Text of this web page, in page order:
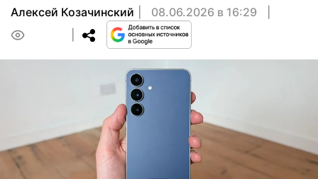
Алексей Козачинский
08.06.2026 в 16:29